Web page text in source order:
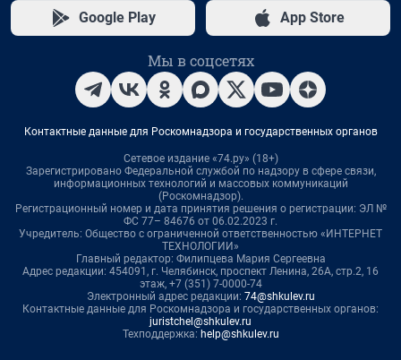
Google Play App Store
Мы в соцсетях
Контактные данные для Роскомнадзора и государственных органов
Сетевое издание «74.ру» (18+)
Зарегистрировано Федеральной службой по надзору в сфере связи,
информационных технологий и массовых коммуникаций
(Роскомнадзор).
Регистрационный номер и дата принятия решения о регистрации: ЭЛ №
ФС 77– 84676 от 06.02.2023 г.
Учредитель: Общество с ограниченной ответственностью «ИНТЕРНЕТ
ТЕХНОЛОГИИ»
Главный редактор: Филипцева Мария Сергеевна
Адрес редакции: 454091, г. Челябинск, проспект Ленина, 26А, стр.2, 16
этаж, +7 (351) 7-0000-74
Электронный адрес редакции: 74@shkulev.ru
Контактные данные для Роскомнадзора и государственных органов:
juristchel@shkulev.ru
Техподдержка: help@shkulev.ru